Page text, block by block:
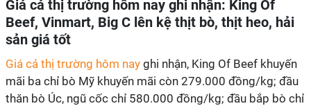
Giá cả thị trường hôm nay ghi nhận: King Of
Beef, Vinmart, Big C lên kệ thịt bò, thịt heo, hải
sản giá tốt
Giá cả thị trường hôm nay ghi nhận, King Of Beef khuyến
mãi ba chỉ bò Mỹ khuyến mãi còn 279.000 đồng/kg; đầu
thăn bò Úc, ngũ cốc chỉ 580.000 đồng/kg; đầu bắp bò chỉ